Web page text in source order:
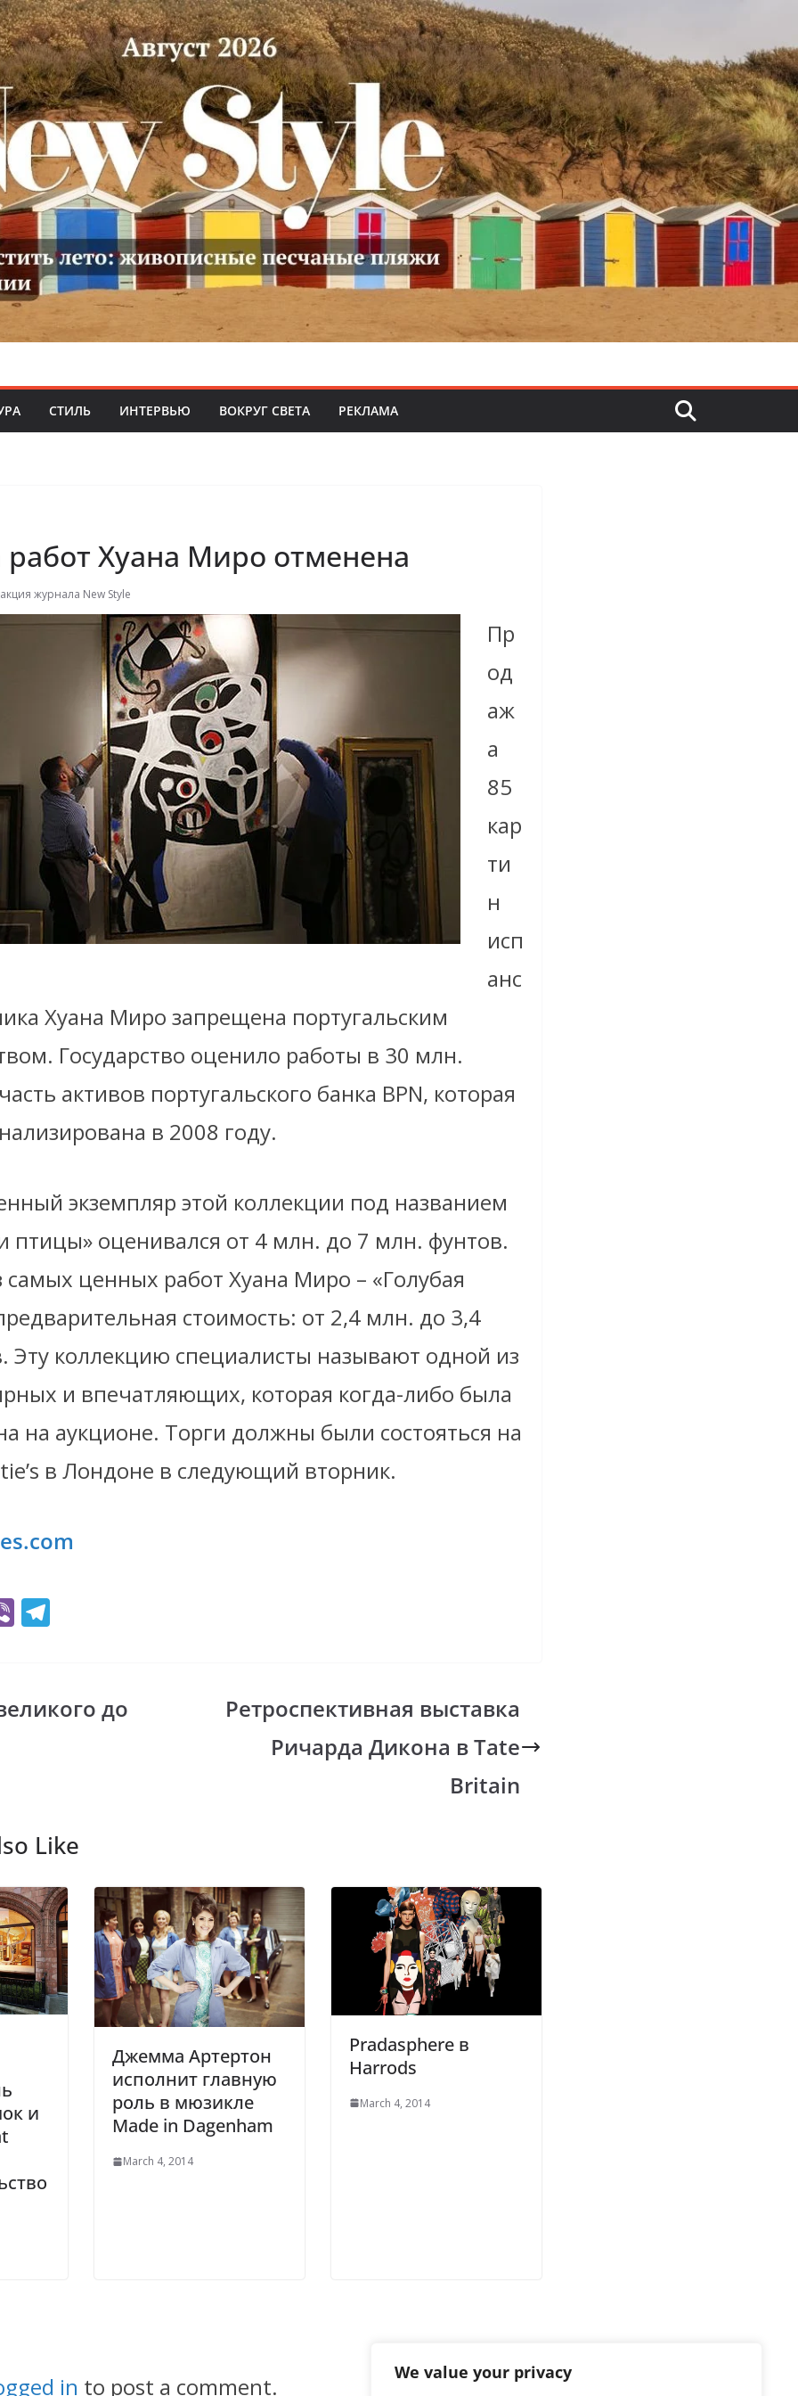
We value your privacy
СТИЛЬ ИНТЕРВЬЮ ВОКРУГ СВЕТА РЕКЛАМА
Хуана Миро отменена
журнала New Style
Пр
од
аж
а
85
кар
ти
н
исп
анс
Хуана Миро запрещена португальским
Государство оценило работы в 30 млн.
активов португальского банка BPN, которая
в 2008 году.
экземпляр этой коллекции под названием
оценивался от 4 млн. до 7 млн. фунтов.
ценных работ Хуана Миро – «Голубая
стоимость: от 2,4 млн. до 3,4
Эту коллекцию специалисты называют одной из
и впечатляющих, которая когда-либо была
на аукционе. Торги должны были состояться на
в Лондоне в следующий вторник.
Vi
gr
a
до
Ретроспективная выставка
Ричарда Дикона в Tate
Britain
Like
и
Джемма Артертон
исполнит главную
роль в мюзикле
Made in Dagenham
March 4, 2014
Pradasphere в
Harrods
March 4, 2014
in to post a comment.